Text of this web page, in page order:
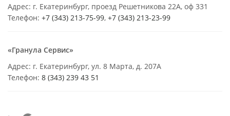
Адрес: г. Екатеринбург, проезд Решетникова 22А, оф 331
Телефон: +7 (343) 213-75-99, +7 (343) 213-23-99
«Гранула Сервис»
Адрес: г. Екатеринбург, ул. 8 Марта, д. 207А
Телефон: 8 (343) 239 43 51